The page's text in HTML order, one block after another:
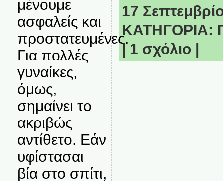
μένουμε
ασφαλείς και
προστατευμένες.
Για πολλές
γυναίκες,
όμως,
σημαίνει το
ακριβώς
αντίθετο. Εάν
υφίστασαι
βία στο σπίτι,
17
ΚΑΤΗΓΟΡΙΑ:
|1 σχόλιο |